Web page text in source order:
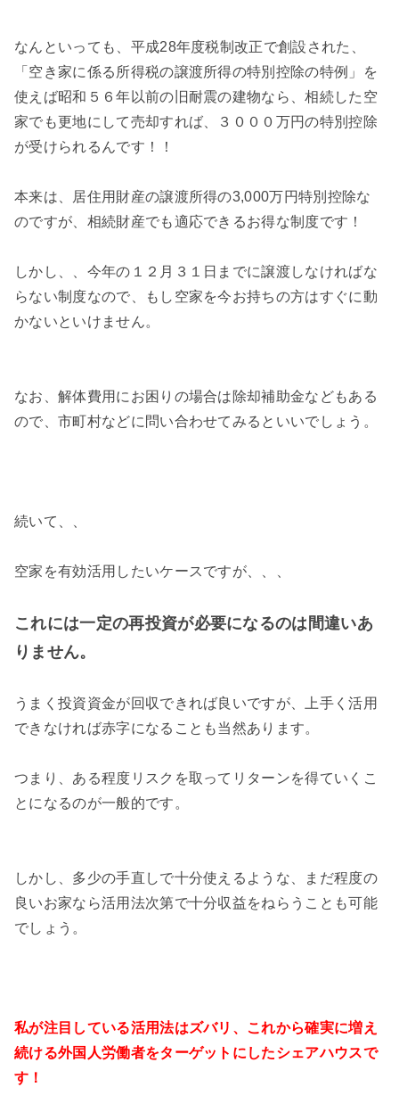
なんといっても、平成28年度税制改正で創設された、
「空き家に係る所得税の譲渡所得の特別控除の特例」を
使えば昭和５６年以前の旧耐震の建物なら、相続した空
家でも更地にして売却すれば、３０００万円の特別控除
が受けられるんです！！
本来は、居住用財産の譲渡所得の3,000万円特別控除な
のですが、相続財産でも適応できるお得な制度です！
しかし、、今年の１２月３１日までに譲渡しなければな
らない制度なので、もし空家を今お持ちの方はすぐに動
かないといけません。
なお、解体費用にお困りの場合は除却補助金などもある
ので、市町村などに問い合わせてみるといいでしょう。
続いて、、
空家を有効活用したいケースですが、、、
これには一定の再投資が必要になるのは間違いあ
りません。
うまく投資資金が回収できれば良いですが、上手く活用
できなければ赤字になることも当然あります。
つまり、ある程度リスクを取ってリターンを得ていくこ
とになるのが一般的です。
しかし、多少の手直しで十分使えるような、まだ程度の
良いお家なら活用法次第で十分収益をねらうことも可能
でしょう。
私が注目している活用法はズバリ、これから確実に増え
続ける外国人労働者をターゲットにしたシェアハウスで
す！